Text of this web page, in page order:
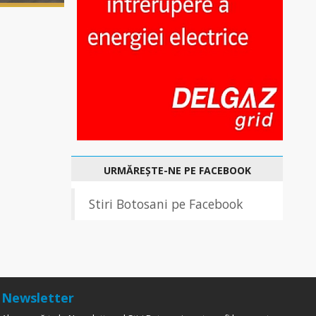
URMĂREȘTE-NE PE FACEBOOK
Stiri Botosani pe Facebook
Newsletter